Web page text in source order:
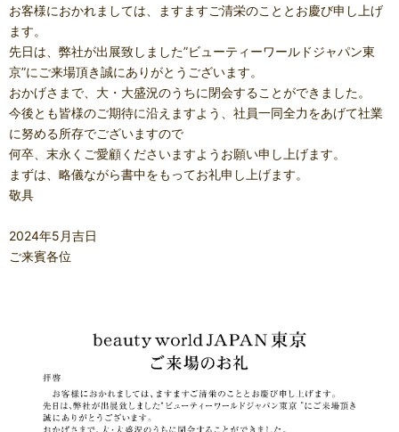
ス
ニ
ー
ア
お客様におかれましては、ますますご清栄のこととお慶び申し上げ
ます。
先日は、弊社が出展致しました”ビューティーワールドジャパン東
京”にご来場頂き誠にありがとうございます。
おかげさまで、大・大盛況のうちに閉会することができました。
今後とも皆様のご期待に沿えますよう、社員一同全力をあげて社業
に努める所存でございますので
何卒、末永くご愛顧くださいますようお願い申し上げます。
まずは、略儀ながら書中をもってお礼申し上げます。
敬具
2024年5月吉日
ご来賓各位